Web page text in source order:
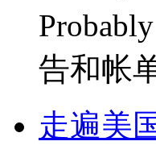
告和帐
走遍美